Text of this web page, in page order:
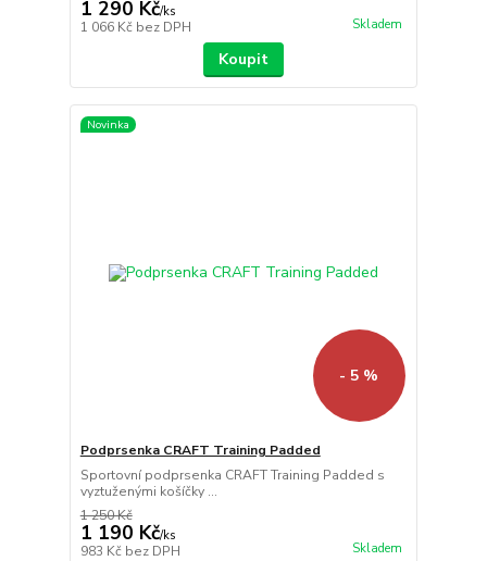
1 290 Kč/ks
1 066 Kč bez DPH Skladem
Koupit
Novinka
- 5 %
Podprsenka CRAFT Training Padded
Sportovní podprsenka CRAFT Training Padded s
vyztuženými košíčky ...
1 250 Kč
1 190 Kč/ks
983 Kč bez DPH Skladem